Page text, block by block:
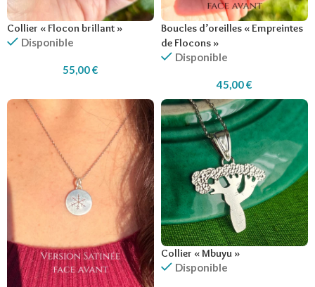
Collier « Flocon brillant »
Disponible
55,00€
Boucles d’oreilles « Empreintes
de Flocons »
Disponible
45,00€
Collier « Mbuyu »
Disponible